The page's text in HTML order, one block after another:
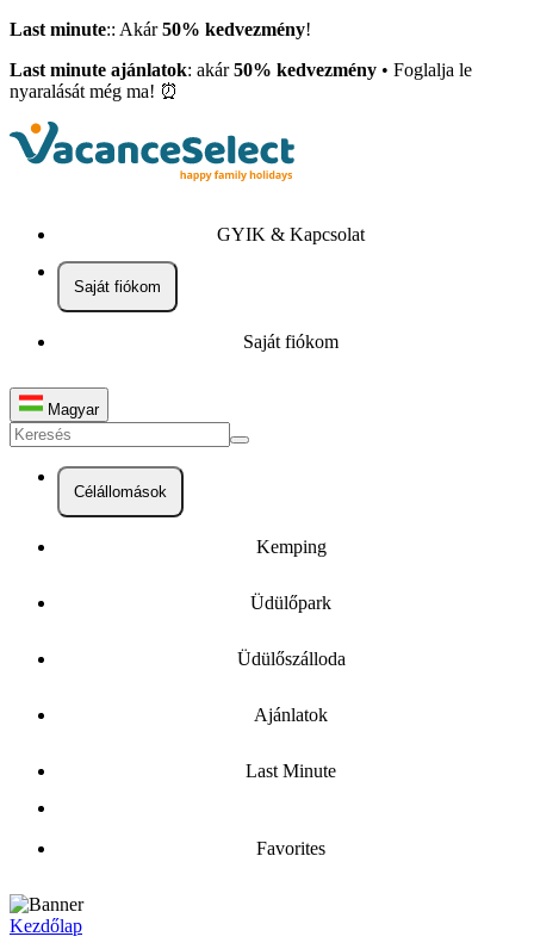
Last minute:: Akár50% kedvezmény!
Last minute ajánlatok: akár50% kedvezmény • Foglalja le
nyaralását még ma! ⏰
GYIK & Kapcsolat
Saját fiókom
Saját fiókom
Magyar
Célállomások
Kemping
Üdülőpark
Üdülőszálloda
Ajánlatok
Last Minute
Favorites
Kezdőlap